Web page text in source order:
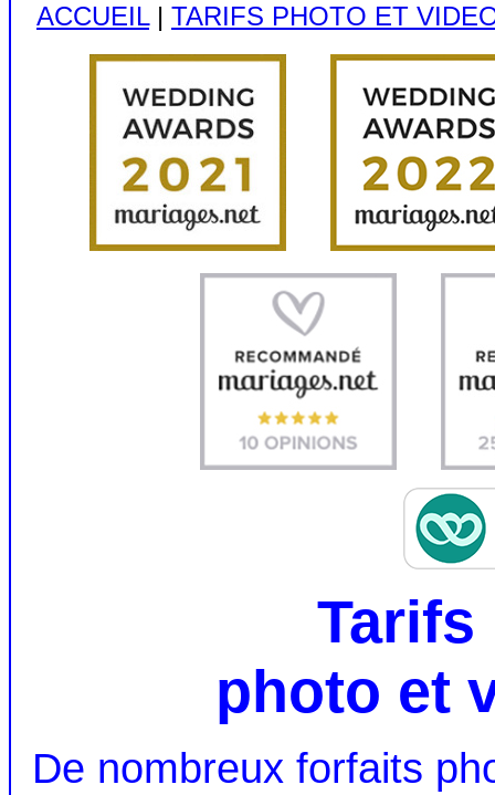
ACCUEIL| TARIFS PHOTO ET
Tarifs
photo et
De nombreux forfaits